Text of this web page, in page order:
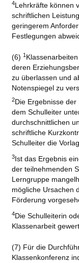
4Lehrkräfte können
schriftlichen
geringerem
Festlegungen
(6) 1
deren
zu überlassen und
Notenspiegel zu
2Die Ergebnisse
dem Schulleiter
durchschnittlichen
schriftliche
Schulleiter die
3Ist das Ergebnis
der teilnehmenden
Lerngruppe
mögliche Ursachen
Förderung
4Die Schulleiterin
Klassenarbeit
(7) Für die
Klassenkonferenz